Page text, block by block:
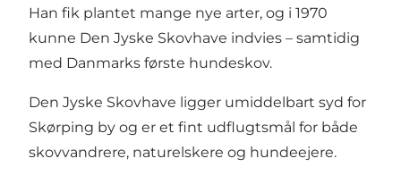
Han fik plantet mange nye arter, og i 1970
kunne Den Jyske Skovhave indvies – samtidig
med Danmarks første hundeskov.
Den Jyske Skovhave ligger umiddelbart syd for
Skørping by og er et fint udflugtsmål for både
skovvandrere, naturelskere og hundeejere.